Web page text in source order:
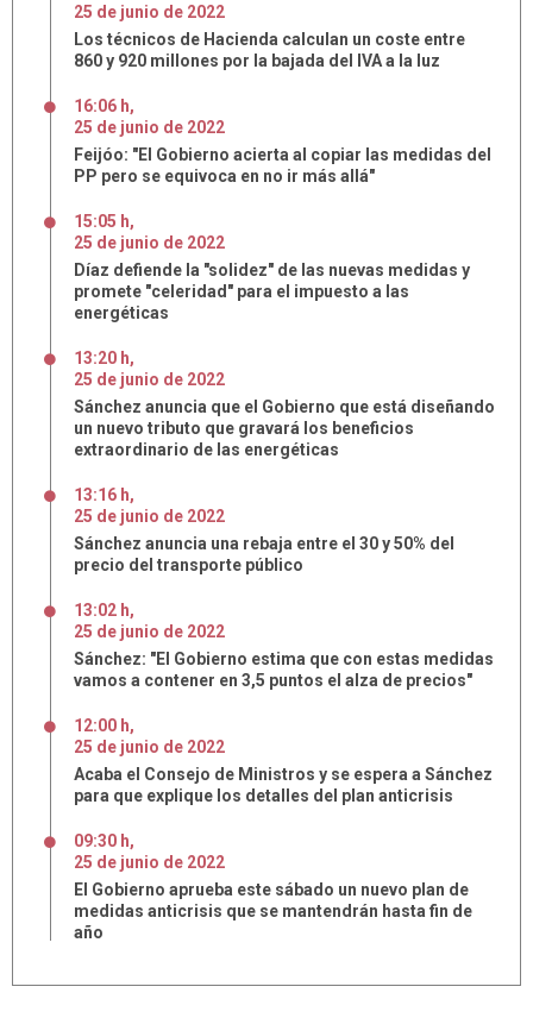
25 de junio de 2022
Los técnicos de Hacienda calculan un coste entre
860 y 920 millones por la bajada del IVA a la luz
16:06 h,
25 de junio de 2022
Feijóo: "El Gobierno acierta al copiar las medidas del
PP pero se equivoca en no ir más allá"
15:05 h,
25 de junio de 2022
Díaz defiende la "solidez" de las nuevas medidas y
promete "celeridad" para el impuesto a las
energéticas
13:20 h,
25 de junio de 2022
Sánchez anuncia que el Gobierno que está diseñando
un nuevo tributo que gravará los beneficios
extraordinario de las energéticas
13:16 h,
25 de junio de 2022
Sánchez anuncia una rebaja entre el 30 y 50% del
precio del transporte público
13:02 h,
25 de junio de 2022
Sánchez: "El Gobierno estima que con estas medidas
vamos a contener en 3,5 puntos el alza de precios"
12:00 h,
25 de junio de 2022
Acaba el Consejo de Ministros y se espera a Sánchez
para que explique los detalles del plan anticrisis
09:30 h,
25 de junio de 2022
El Gobierno aprueba este sábado un nuevo plan de
medidas anticrisis que se mantendrán hasta fin de
año